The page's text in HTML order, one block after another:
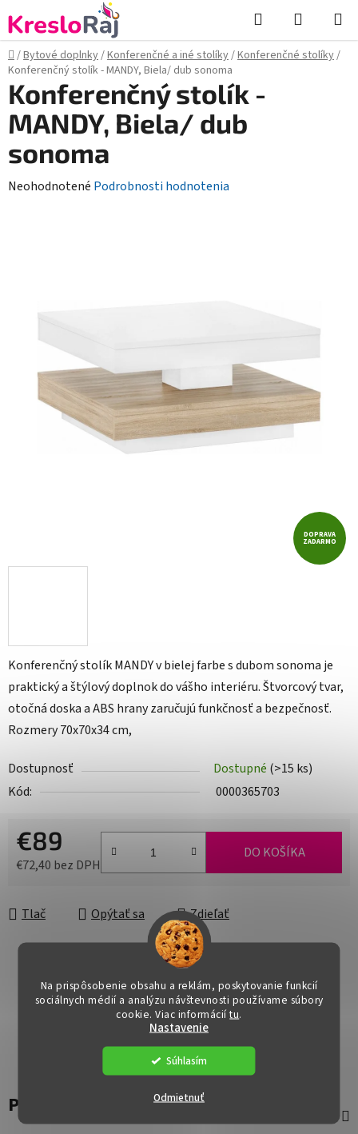
Na prispôsobenie obsahu a reklám, poskytovanie funkcií
sociálnych médií a analýzu návštevnosti používame súbory
cookie. Viac informáciítu.
Nastavenie
Odmietnuť
Súhlasím
na
obsah
Hľadať
KOŠÍK
Domov
/Bytové doplnky/Konferenčné a iné stolíky/Konferenčné stolíky/
Konferenčný stolík - MANDY, Biela/ dub sonoma
Konferenčný stolík MANDY v bielej farbe s dubom sonoma je
praktický a štýlový doplnok do vášho interiéru. Štvorcový tvar,
otočná doska a ABS hrany zaručujú funkčnosť a bezpečnosť.
Rozmery 70x70x34 cm,
Dostupnosť Dostupné (>15 ks)
Kód:
0000365703
€89
€72,40 bez DPH
DO KOŠÍKA
Tlač Opýtať sa Zdieľať
Konferenčný stolík -
MANDY, Biela/ dub
sonoma
Priemerné
hviezdičiek.
Neohodnotené Podrobnosti hodnotenia
DOPRAVA
ZADARMO
Popis